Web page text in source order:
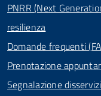
PNRR (Next
resilienza
Domande frequenti
Prenotazione
Segnalazione